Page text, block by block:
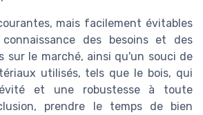
mais facilement évitables
des besoins et des
sur le marché, ainsi qu'un souci de
utilisés, tels que le bois, qui
et une robustesse à toute
prendre le temps de bien